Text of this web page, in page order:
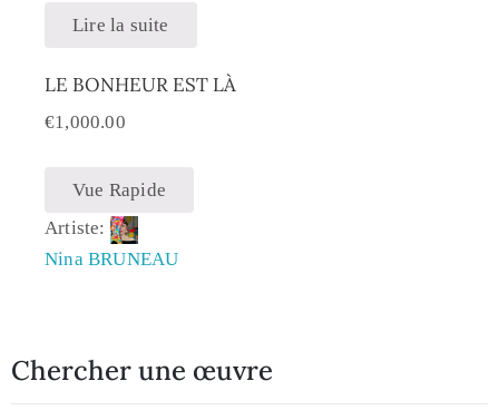
Lire la suite
LE BONHEUR EST LÀ
€1,000.00
Vue Rapide
Artiste:
Nina BRUNEAU
Chercher une œuvre